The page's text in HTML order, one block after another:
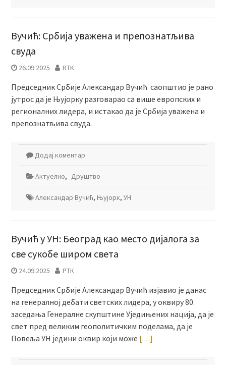
Вучић: Србија уважена и препознатљива
свуда
26.09.2025 RTK
Председник Србије Александар Вучић саопштио је рано
јутрос да је Њујорку разговарао са више европских и
регионалних лидера, и истакао да је Србија уважена и
препознатљива свуда.
Додај коментар
Актуелно, Друштво
Александар Вучић, Њујорк, УН
Вучић у УН: Београд као место дијалога за
све сукобе широм света
24.09.2025 РТК
Председник Србије Александар Вучић изјавио је данас
на генералној дебати светских лидера, у оквиру 80.
заседања Генералне скупштине Уједињених нација, да је
свет пред великим геополитичким поделама, да је
Повеља УН једини оквир који може […]